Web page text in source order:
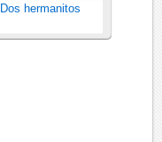
Dos hermanitos